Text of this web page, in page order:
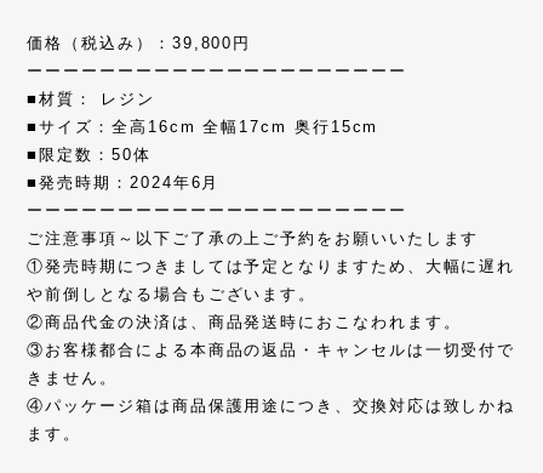
価格（税込み）：39,800円
ーーーーーーーーーーーーーーーーーーーーー
■材質： レジン
■サイズ：全高16cm 全幅17cm 奥行15cm
■限定数：50体
■発売時期：2024年6月
ーーーーーーーーーーーーーーーーーーーーー
ご注意事項～以下ご了承の上ご予約をお願いいたします
①発売時期につきましては予定となりますため、大幅に遅れ
や前倒しとなる場合もございます。
②商品代金の決済は、商品発送時におこなわれます。
③お客様都合による本商品の返品・キャンセルは一切受付で
きません。
④パッケージ箱は商品保護用途につき、交換対応は致しかね
ます。